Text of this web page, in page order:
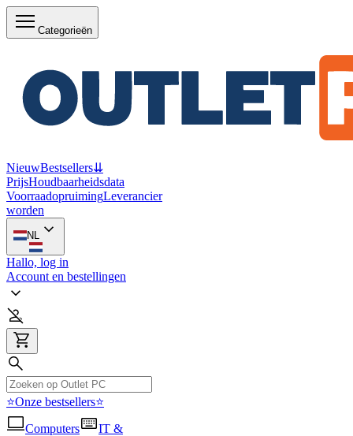
Categorieën
NieuwBestsellers⇊
PrijsHoudbaarheidsdata
VoorraadopruimingLeverancier
worden
NL
Hallo, log in
Account en bestellingen
⭐Onze bestsellers⭐
Computers
IT &